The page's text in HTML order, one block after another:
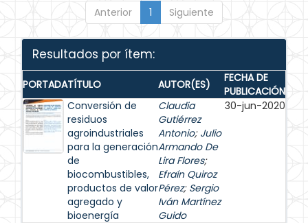
Anterior 1 Siguiente
Resultados por ítem:
PORTADATÍTULO AUTOR(ES)
FECHA DE
PUBLICACIÓN
Conversión de
residuos
agroindustriales
para la generación
de
biocombustibles,
productos de valor
agregado y
bioenergía
Claudia
Gutiérrez
Antonio; Julio
Armando De
Lira Flores;
Efraín Quiroz
Pérez; Sergio
Iván Martínez
Guido
30-jun-2020